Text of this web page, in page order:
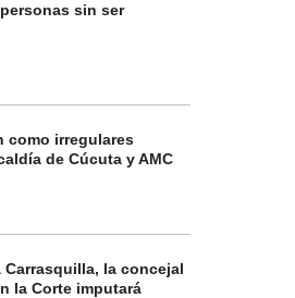
sin ser
como irregulares
de Cúcuta y AMC
Carrasquilla, la concejal
la Corte imputará